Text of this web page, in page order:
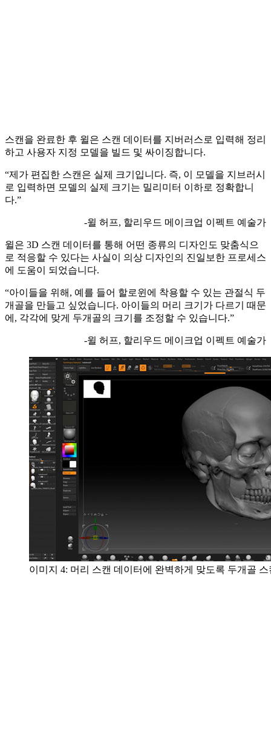
스캔을 완료한 후 윌은 스캔 데이터를 지버러스로 입력해 정리
하고 사용자 지정 모델을 빌드 및 싸이징합니다.
“제가 편집한 스캔은 실제 크기입니다. 즉, 이 모델을 지브러시
로 입력하면 모델의 실제 크기는 밀리미터 이하로 정확합니
다.”
-윌 허프, 할리우드 메이크업 이펙트 예술가
윌은 3D 스캔 데이터를 통해 어떤 종류의 디자인도 맞춤식으
로 적응할 수 있다는 사실이 의상 디자인의 진일보한 프로세스
에 도움이 되었습니다.
“아이들을 위해, 예를 들어 할로윈에 착용할 수 있는 관절식 두
개골을 만들고 싶었습니다. 아이들의 머리 크기가 다르기 때문
에, 각각에 맞게 두개골의 크기를 조정할 수 있습니다.”
-윌 허프, 할리우드 메이크업 이펙트 예술가
이미지 4: 머리 스캔 데이터에 완벽하게 맞도록 두개골